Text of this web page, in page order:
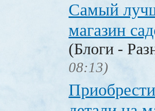
Самый
магазин
(Блоги -
08:13)